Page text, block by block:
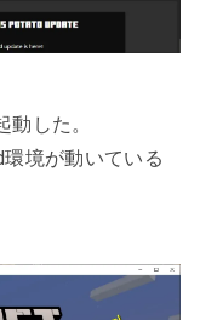
した。
境が動いている